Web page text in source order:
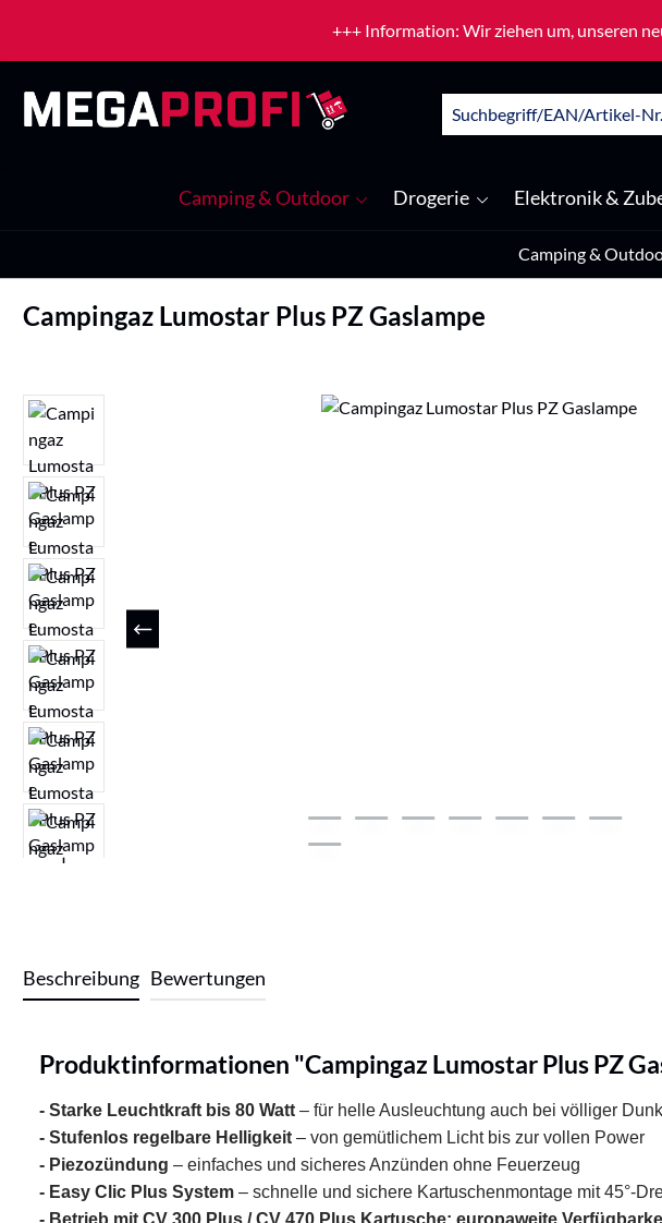
+++ Information: Wir ziehen um, unseren
Camping & Outdoor Drogerie Elektronik &
Camping &
Campingaz Lumostar Plus PZ Gaslampe
Bildergalerie überspringen
Beschreibung Bewertungen
Produktinformationen "Campingaz Lumostar Plus PZ
- Starke Leuchtkraft bis 80 Watt – für helle Ausleuchtung auch bei völliger
- Stufenlos regelbare Helligkeit – von gemütlichem Licht bis zur vollen Power
- Piezozündung – einfaches und sicheres Anzünden ohne Feuerzeug
- Easy Clic Plus System – schnelle und sichere Kartuschenmontage mit 45°-